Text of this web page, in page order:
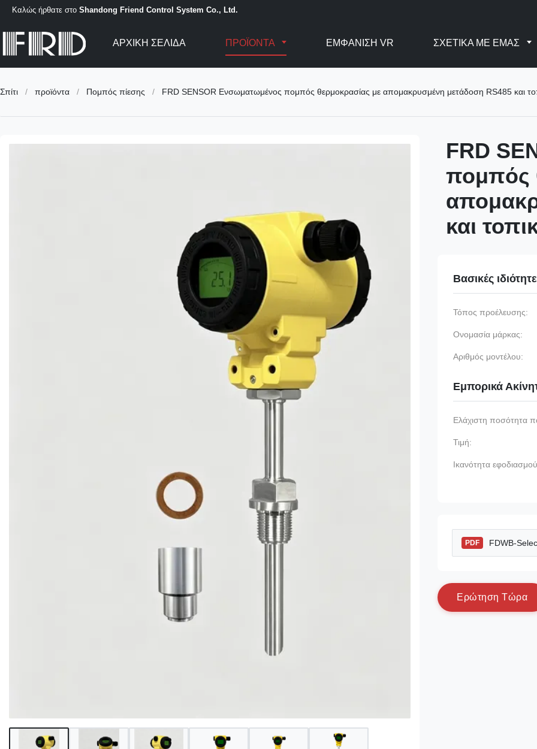
Καλώς ήρθατε στο Shandong Friend Control System Co., Ltd.
ΑΡΧΙΚΉ ΣΕΛΊΔΑ ΠΡΟΪΌΝΤΑ ΕΜΦΆΝΙΣΗ VR ΣΧΕΤΙΚΆ ΜΕ ΕΜΆΣ
Σπίτι / προϊόντα / Πομπός πίεσης / FRD SENSOR Ενσωματωμένος πομπός θερμοκρασίας με απομακρυσμένη μετάδοση RS485 και
FRD
πομπός
και
Βασικές
Τόπος προέλευσης:
Ονομασία μάρκας:
Αριθμός μοντέλου:
Εμπορικά
Ελάχιστη ποσότητα
Τιμή:
Ικανότητα
PDF FDWB-
Ερώτηση Τώρα